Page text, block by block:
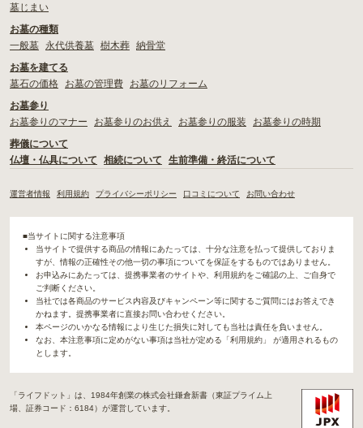
墓じまい
お墓の種類
一般墓
永代供養墓 樹木葬 納骨堂
お墓を建てる
墓石の価格
お墓の管理費
お墓のリフォーム
お墓参り
お墓参りのマナー
お墓参りのお供え お墓参りの服装
お墓参りの時期
葬儀について
仏壇・仏具について
相続について 生前準備・終活について
運営者情報 利用規約 プライバシーポリシー 口コミについて お問い合わせ
■当サイトに関する注意事項
当サイトで提供する商品の情報にあたっては、十分な注意を払って提供しておりま
すが、情報の正確性その他一切の事項についてを保証をするものではありません。
お申込みにあたっては、提携事業者のサイトや、利用規約をご確認の上、ご自身で
ご判断ください。
当社では各商品のサービス内容及びキャンペーン等に関するご質問にはお答えでき
かねます。提携事業者に直接お問い合わせください。
本ページのいかなる情報により生じた損失に対しても当社は責任を負いません。
なお、本注意事項に定めがない事項は当社が定める「利用規約」 が適用されるもの
とします。
「ライフドット」は、1984年創業の株式会社鎌倉新書（東証プライム上
場、証券コード：6184）が運営しています。